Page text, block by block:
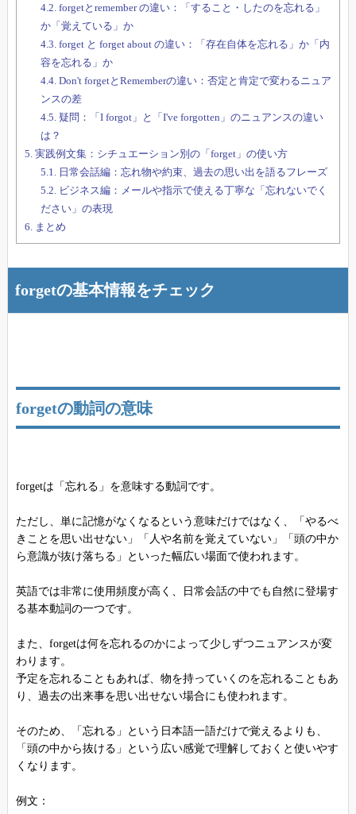
4.2. forgetとremember の違い：「すること・したのを忘れる」
か「覚えている」か
4.3. forget と forget about の違い：「存在自体を忘れる」か「内
容を忘れる」か
4.4. Don't forgetとRememberの違い：否定と肯定で変わるニュア
ンスの差
4.5. 疑問：「I forgot」と「I've forgotten」のニュアンスの違い
は？
5. 実践例文集：シチュエーション別の「forget」の使い方
5.1.
日常会話編：忘れ物や約束、過去の思い出を語るフレーズ
5.2. ビジネス編：メールや指示で使える丁寧な「忘れないでく
ださい」の表現
6.
まとめ
forgetの基本情報をチェック
forgetの動詞の意味
forgetは「忘れる」を意味する動詞です。
ただし、単に記憶がなくなるという意味だけではなく、「やるべ
きことを思い出せない」「人や名前を覚えていない」「頭の中か
ら意識が抜け落ちる」といった幅広い場面で使われます。
英語では非常に使用頻度が高く、日常会話の中でも自然に登場す
る基本動詞の一つです。
また、forgetは何を忘れるのかによって少しずつニュアンスが変
わります。
予定を忘れることもあれば、物を持っていくのを忘れることもあ
り、過去の出来事を思い出せない場合にも使われます。
そのため、「忘れる」という日本語一語だけで覚えるよりも、
「頭の中から抜ける」という広い感覚で理解しておくと使いやす
くなります。
例文：